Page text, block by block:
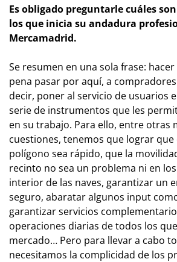
Es obligado preguntarle cuáles
los que inicia su andadura
Mercamadrid.
Se resumen en una sola frase:
pena pasar por aquí, a
decir, poner al servicio de usuarios
serie de instrumentos que les
en su trabajo. Para ello, entre otras
cuestiones, tenemos que lograr que
polígono sea rápido, que la
recinto no sea un problema ni en
interior de las naves, garantizar un
seguro, abaratar algunos input
garantizar servicios
operaciones diarias de todos los
mercado… Pero para llevar a cabo
necesitamos la complicidad de los